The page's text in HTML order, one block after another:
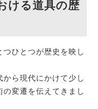
ける道具の歴
ひとつが歴史を映し
ら現代にかけて少し
変遷を伝えてきまし